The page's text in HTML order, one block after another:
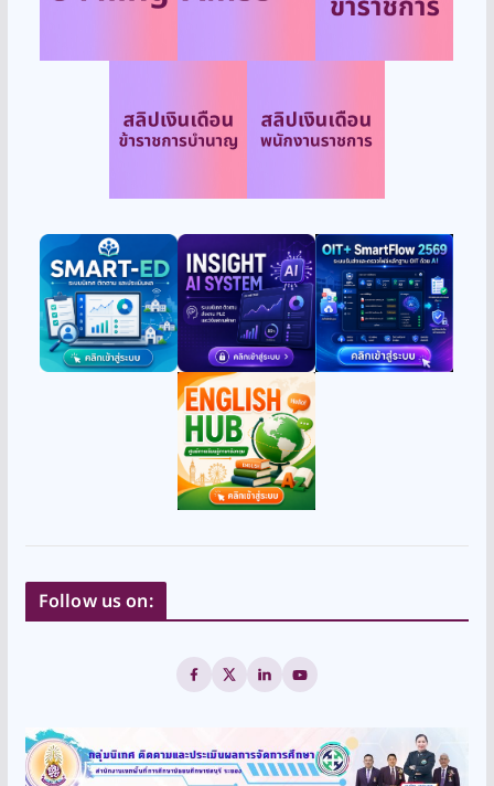
Follow us on: